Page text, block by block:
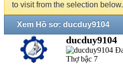
to visit from the selection below.
Xem Hồ sơ: ducduy9104
ducduy9104
Thợ bậc 7